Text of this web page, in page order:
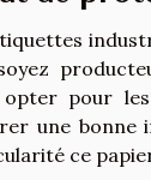
pour
une bonne
ce